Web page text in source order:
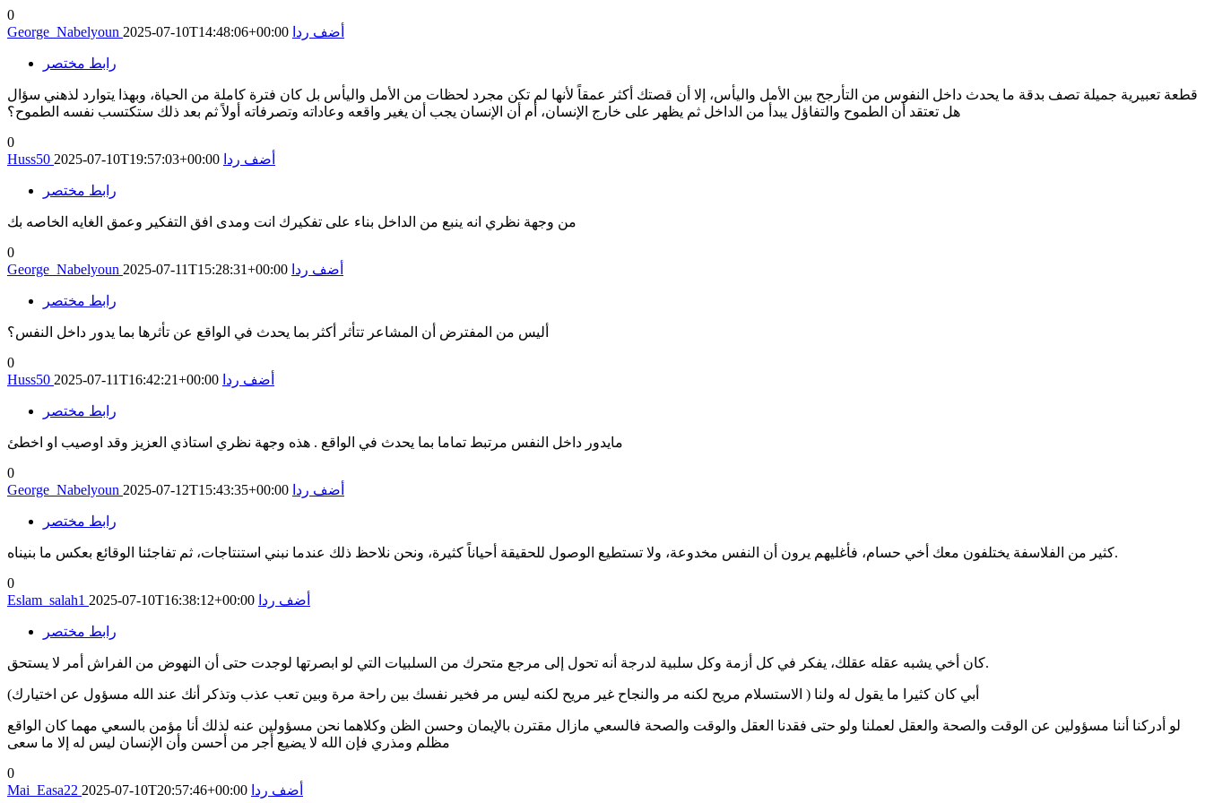
0
George_Nabelyoun 2025-07-10T14:48:06+00:00 أضف ردا
رابط مختصر
قطعة تعبيرية جميلة تصف بدقة ما يحدث داخل النفوس من التأرجح بين الأمل واليأس، إلا أن قصتك أكثر عمقاً لأنها لم تكن مجرد لحظات من الأمل واليأس بل كان فترة كاملة من الحياة، وبهذا يتوارد لذهني سؤال
هل تعتقد أن الطموح والتفاؤل يبدأ من الداخل ثم يظهر على خارج الإنسان، أم أن الإنسان يجب أن يغير واقعه وعاداته وتصرفاته أولاً ثم بعد ذلك ستكتسب نفسه الطموح؟
0
Huss50 2025-07-10T19:57:03+00:00 أضف ردا
رابط مختصر
من وجهة نظري انه ينبع من الداخل بناء على تفكيرك انت ومدى افق التفكير وعمق الغايه الخاصه بك
0
George_Nabelyoun 2025-07-11T15:28:31+00:00 أضف ردا
رابط مختصر
أليس من المفترض أن المشاعر تتأثر أكثر بما يحدث في الواقع عن تأثرها بما يدور داخل النفس؟
0
Huss50 2025-07-11T16:42:21+00:00 أضف ردا
رابط مختصر
مايدور داخل النفس مرتبط تماما بما يحدث في الواقع . هذه وجهة نظري استاذي العزيز وقد اوصيب او اخطئ
0
George_Nabelyoun 2025-07-12T15:43:35+00:00 أضف ردا
رابط مختصر
كثير من الفلاسفة يختلفون معك أخي حسام، فأغليهم يرون أن النفس مخدوعة، ولا تستطيع الوصول للحقيقة أحياناً كثيرة، ونحن نلاحظ ذلك عندما نبني استنتاجات، ثم تفاجئنا الوقائع بعكس ما بنيناه.
0
Eslam_salah1 2025-07-10T16:38:12+00:00 أضف ردا
رابط مختصر
كان أخي يشبه عقله عقلك، يفكر في كل أزمة وكل سلبية لدرجة أنه تحول إلى مرجع متحرك من السلبيات التي لو ابصرتها لوجدت حتى أن النهوض من الفراش أمر لا يستحق.
أبي كان كثيرا ما يقول له ولنا ( الاستسلام مريح لكنه مر والنجاح غير مريح لكنه ليس مر فخير نفسك بين راحة مرة وبين تعب عذب وتذكر أنك عند الله مسؤول عن اختيارك)
لو أدركنا أننا مسؤولين عن الوقت والصحة والعقل لعملنا ولو حتى فقدنا العقل والوقت والصحة فالسعي مازال مقترن بالإيمان وحسن الظن وكلاهما نحن مسؤولين عنه لذلك أنا مؤمن بالسعي مهما كان الواقع
مظلم ومذري فإن الله لا يضيع أجر من أحسن وأن الإنسان ليس له إلا ما سعى
0
Mai_Easa22 2025-07-10T20:57:46+00:00 أضف ردا